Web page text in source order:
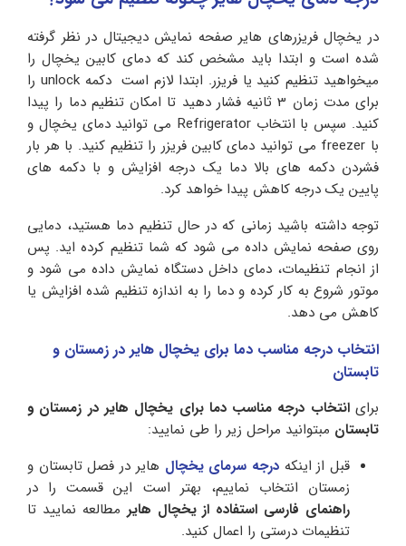
در یخچال فریزرهای هایر صفحه نمایش دیجیتال در نظر گرفته
شده است و ابتدا باید مشخص کند که دمای کابین یخچال را
میخواهید تنظیم کنید یا فریزر. ابتدا لازم است دکمه unlock را
برای مدت زمان 3 ثانیه فشار دهید تا امکان تنظیم دما را پیدا
کنید. سپس با انتخاب Refrigerator می توانید دمای یخچال و
با freezer می توانید دمای کابین فریزر را تنظیم کنید. با هر بار
فشردن دکمه های بالا دما یک درجه افزایش و با دکمه های
پایین یک درجه کاهش پیدا خواهد کرد.
توجه داشته باشید زمانی که در حال تنظیم دما هستید، دمایی
روی صفحه نمایش داده می شود که شما تنظیم کرده اید. پس
از انجام تنظیمات، دمای داخل دستگاه نمایش داده می شود و
موتور شروع به کار کرده و دما را به اندازه تنظیم شده افزایش یا
کاهش می دهد.
انتخاب درجه مناسب دما برای یخچال هایر در زمستان و
تابستان
برایانتخاب درجه مناسب دما برای یخچال هایر در زمستان و
تابستان مبتوانید مراحل زیر را طی نمایید:
قبل از اینکهدرجه سرمای یخچال هایر در فصل تابستان و
زمستان انتخاب نماییم، بهتر است این قسمت را در
راهنمای فارسی استفاده از یخچال هایر مطالعه نمایید تا
تنظیمات درستی را اعمال کنید.